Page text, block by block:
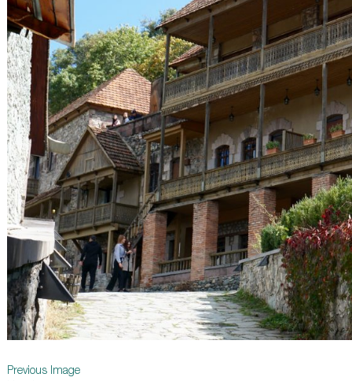
Previous Image